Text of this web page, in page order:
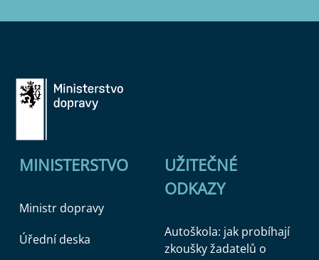
MINISTERSTVO
Ministr dopravy
Úřední deska
UŽITEČNÉ
ODKAZY
Autoškola: jak probíhají
zkoušky žadatelů o